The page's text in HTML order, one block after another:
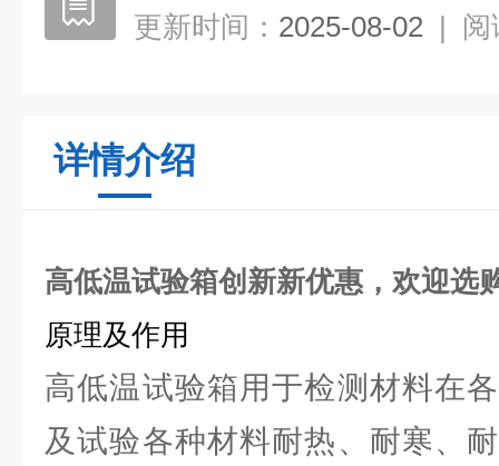
更新时间： 2025-08-02 | 阅
详情介绍
高低温试验箱创新新优惠，欢迎选
原理及作用
高低温试验箱用于检测材料在
及试验各种材料耐热、耐寒、